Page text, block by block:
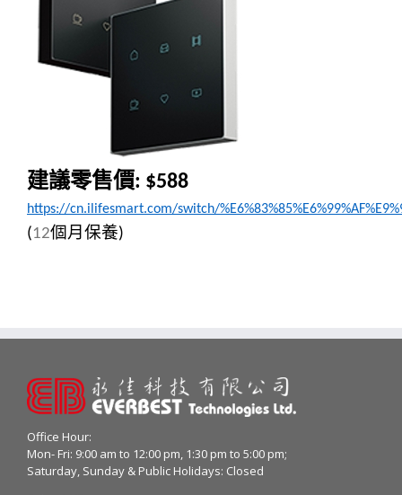
建議零售價: $588
https://cn.ilifesmart.com/switch/
(12個月保養)
Office Hour:
Mon- Fri: 9:00 am to 12:00 pm, 1:30 pm to 5:00 pm;
Saturday, Sunday & Public Holidays: Closed